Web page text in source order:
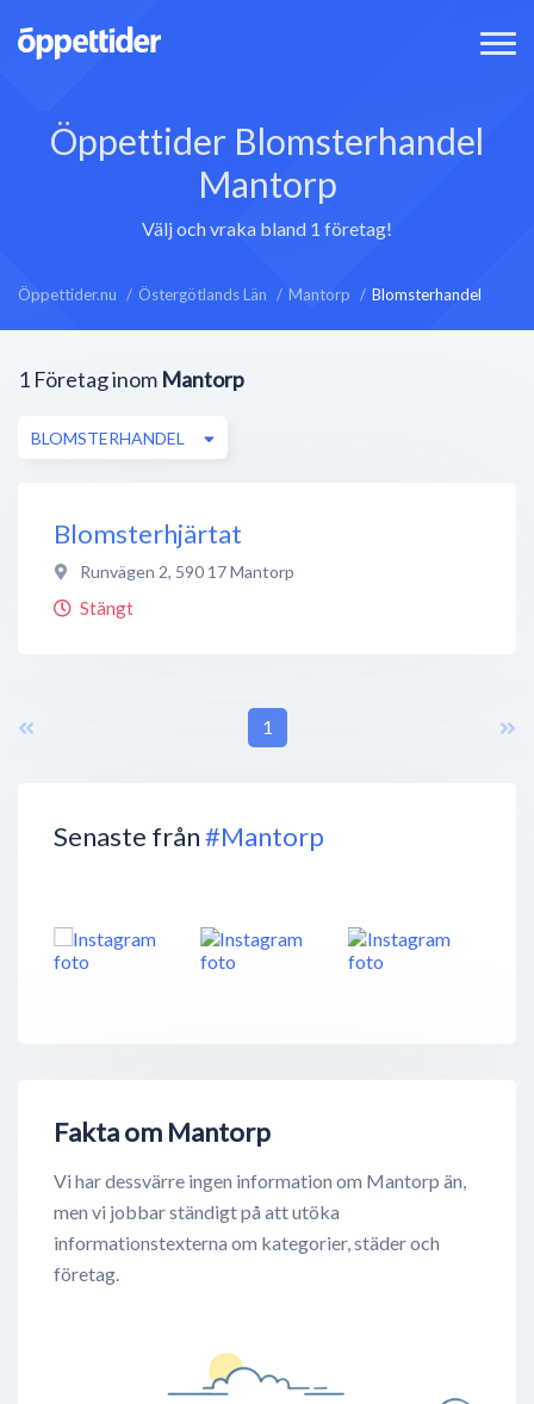
Öppettider Blomsterhandel
Mantorp
Välj och vraka bland 1 företag!
Öppettider.nu Östergötlands Län Mantorp Blomsterhandel
Senaste från#Mantorp
Fakta om Mantorp
Vi har dessvärre ingen information om Mantorp än,
men vi jobbar ständigt på att utöka
informationstexterna om kategorier, städer och
företag.
1 Företag inom Mantorp
BLOMSTERHANDEL
Blomsterhjärtat
Runvägen 2, 590 17Mantorp
Stängt
1